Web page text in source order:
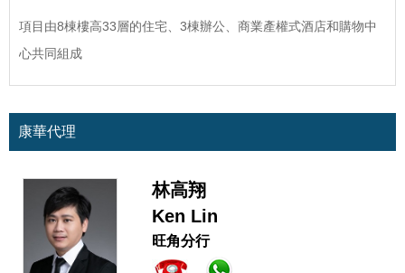
項目由8棟樓高33層的住宅、3棟辦公、商業產權式酒店和購物中
心共同組成
康華代理
林高翔
Ken Lin
旺角分行